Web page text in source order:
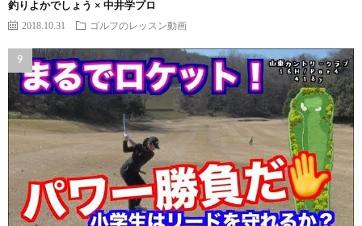
釣りよかでしょう × 中井学プロ
2018.10.31 ゴルフのレッスン動画